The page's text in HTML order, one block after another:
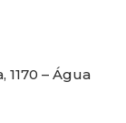
– Água